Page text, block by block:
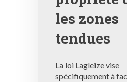
les zones
tendues
La loi Lagleize vise
spécifiquement à